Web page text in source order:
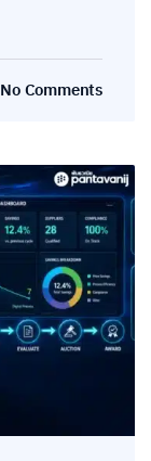
No Comments